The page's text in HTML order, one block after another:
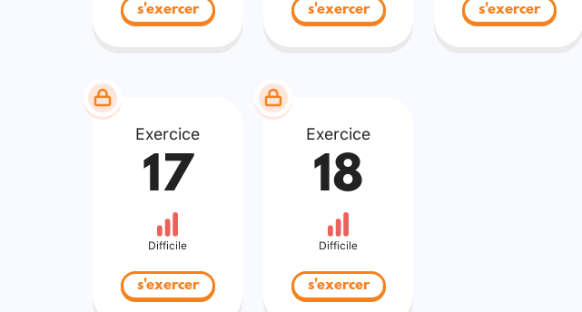
s'exercer s'exercer s'exercer
Exercice
17
Difficile
s'exercer
Exercice
18
Difficile
s'exercer